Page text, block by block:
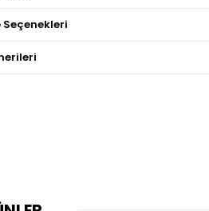
Seçenekleri